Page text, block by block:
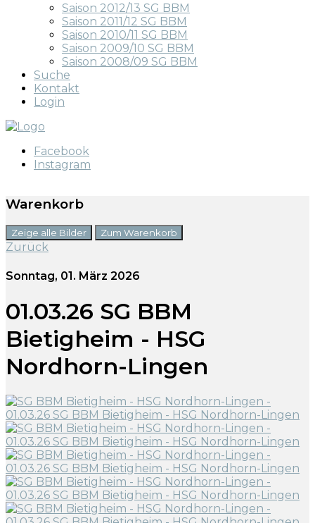
Saison 2012/13 SG BBM
Saison 2011/12 SG BBM
Saison 2010/11 SG BBM
Saison 2009/10 SG BBM
Saison 2008/09 SG BBM
Suche
Kontakt
Login
Facebook
Instagram
Warenkorb
Zeige alle Bilder Zum Warenkorb
Zurück
Sonntag, 01. März 2026
01.03.26 SG BBM
Bietigheim - HSG
Nordhorn-Lingen